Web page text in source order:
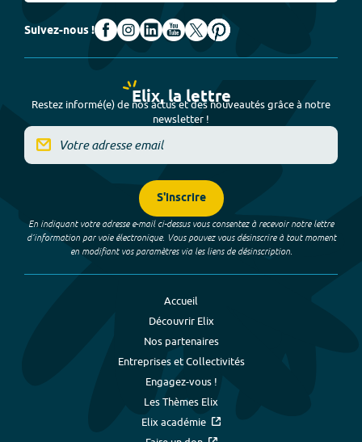
Suivez-nous !
Elix, la lettre
Restez informé(e) de nos actus et des nouveautés grâce à notre
newsletter !
S'inscrire
En indiquant votre adresse e-mail ci-dessus vous consentez à recevoir notre lettre
d’information par voie électronique. Vous pouvez vous désinscrire à tout moment
en modifiant vos paramètres via les liens de désinscription.
Accueil
Découvrir Elix
Nos partenaires
Entreprises et Collectivités
Engagez-vous !
Les Thèmes Elix
Elix académie